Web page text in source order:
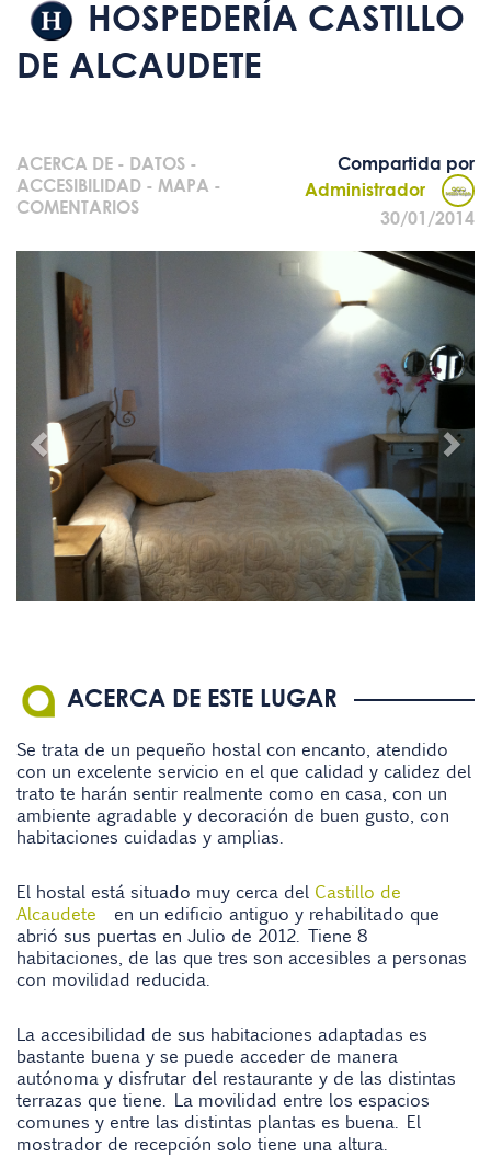
HOSPEDERÍA CASTILLO
DE ALCAUDETE
ACERCA DE - DATOS -
ACCESIBILIDAD - MAPA -
COMENTARIOS
Compartida por
Administrador
30/01/2014
ACERCA DE ESTE LUGAR
Se trata de un pequeño hostal con encanto, atendido
con un excelente servicio en el que calidad y calidez del
trato te harán sentir realmente como en casa, con un
ambiente agradable y decoración de buen gusto, con
habitaciones cuidadas y amplias.
El hostal está situado muy cerca del Castillo de
Alcaudete en un edificio antiguo y rehabilitado que
abrió sus puertas en Julio de 2012. Tiene 8
habitaciones, de las que tres son accesibles a personas
con movilidad reducida.
La accesibilidad de sus habitaciones adaptadas es
bastante buena y se puede acceder de manera
autónoma y disfrutar del restaurante y de las distintas
terrazas que tiene. La movilidad entre los espacios
comunes y entre las distintas plantas es buena. El
mostrador de recepción solo tiene una altura.